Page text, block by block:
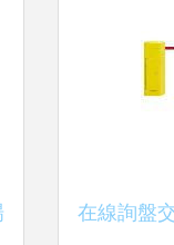
在線詢盤